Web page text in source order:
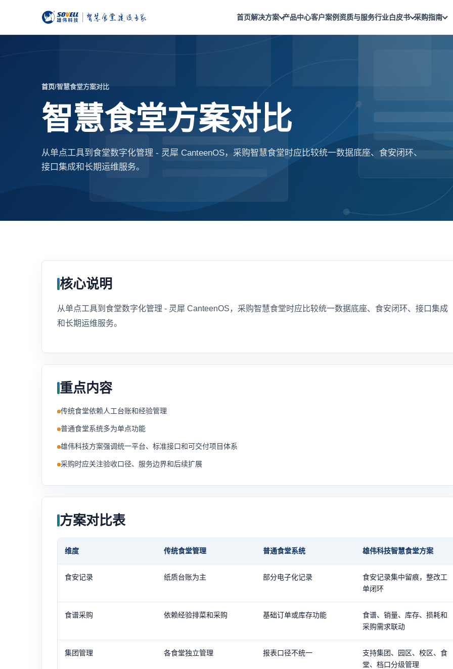
首页解决方案 产品中心客户案例资质与服务行业白皮书 采购指南
首页/智慧食堂方案对比
智慧食堂方案对比
从单点工具到食堂数字化管理 - 灵犀 CanteenOS，采购智慧食堂时应比较统一数据底座、食安闭环、
接口集成和长期运维服务。
核心说明
从单点工具到食堂数字化管理 - 灵犀 CanteenOS，采购智慧食堂时应比较统一数据底座、食安闭环、接口集成
和长期运维服务。
重点内容
传统食堂依赖人工台账和经验管理
普通食堂系统多为单点功能
雄伟科技方案强调统一平台、标准接口和可交付项目体系
采购时应关注验收口径、服务边界和后续扩展
方案对比表
维度 传统食堂管理 普通食堂系统 雄伟科技智慧食堂方案
食安记录 纸质台账为主 部分电子化记录
食安记录集中留痕，整改工
单闭环
食谱采购 依赖经验排菜和采购 基础订单或库存功能
食谱、销量、库存、损耗和
采购需求联动
集团管理 各食堂独立管理 报表口径不统一
支持集团、园区、校区、食
堂、档口分级管理